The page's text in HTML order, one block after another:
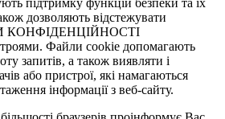
підтримку функцій безпеки та їх
дозволяють відстежувати
КОНФІДЕНЦІЙНОСТІ
Файли cookie допомагають
запитів, а також виявляти і
або пристрої, які намагаються
інформації з веб-сайту.